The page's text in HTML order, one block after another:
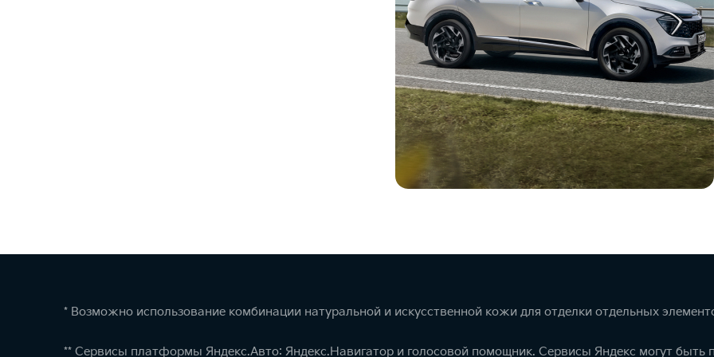
* Возможно использование комбинации натуральной и искусственной кожи для отделки отдельных
** Сервисы платформы Яндекс.Авто: Яндекс.Навигатор и голосовой помощник. Сервисы Яндекс могут быть